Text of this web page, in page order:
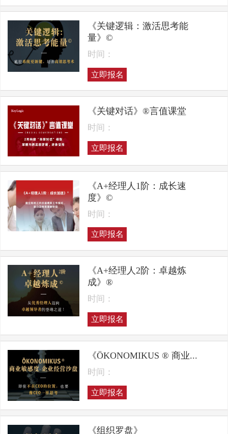
《关键逻辑：激活思考能
量》©
时间：
立即报名
《关键对话》®言值课堂
时间：
立即报名
《A+经理人1阶：成长速
度》©
时间：
立即报名
《A+经理人2阶：卓越炼
成》®
时间：
立即报名
《ÖKONOMIKUS ® 商业...
时间：
立即报名
《组织罗盘》